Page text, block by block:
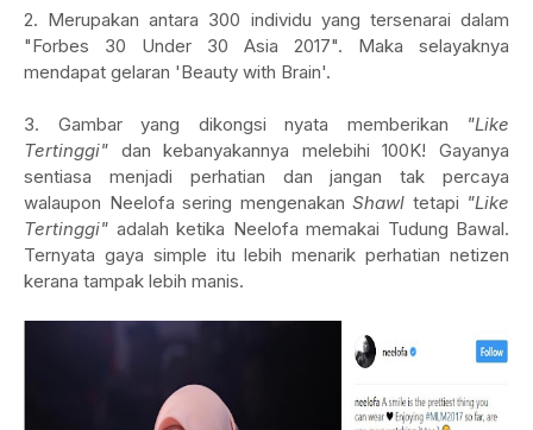
2. Merupakan antara 300 individu yang tersenarai dalam
"Forbes 30 Under 30 Asia 2017". Maka selayaknya
mendapat gelaran 'Beauty with Brain'.
3. Gambar yang dikongsi nyata memberikan
"Like
Tertinggi" dan kebanyakannya melebihi 100K! Gayanya
sentiasa menjadi perhatian dan jangan tak percaya
walaupon Neelofa sering mengenakan Shawl tetapi "Like
Tertinggi" adalah ketika Neelofa memakai Tudung Bawal.
Ternyata gaya simple itu lebih menarik perhatian netizen
kerana tampak lebih manis.